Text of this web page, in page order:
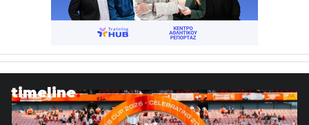
timeline